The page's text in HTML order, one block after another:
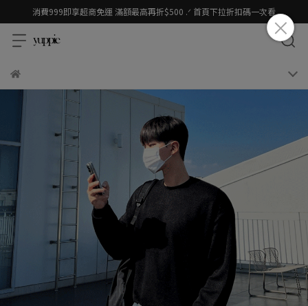
消費999即享超商免運 滿額最高再折$500 .ᐟ 首頁下拉折扣碼一次看